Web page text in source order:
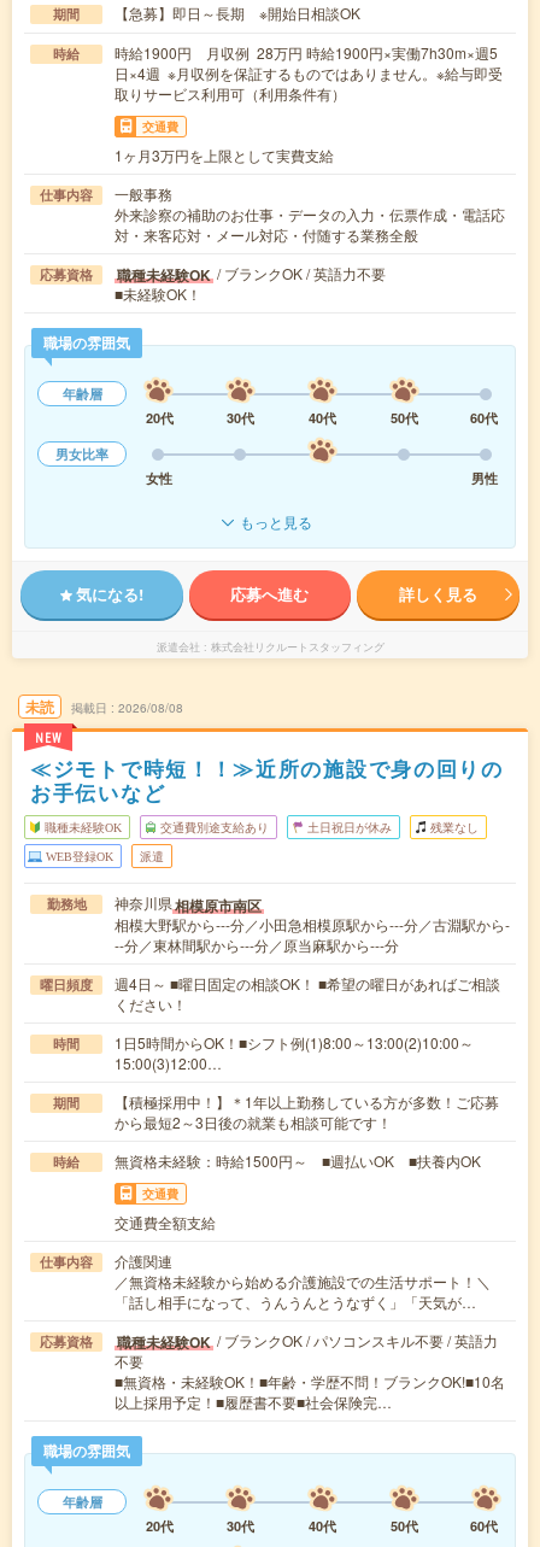
期間 【急募】即日～長期 ※開始日相談OK
時給
時給1900円 月収例 28万円 時給1900円×実働7h30m×週5
日×4週 ※月収例を保証するものではありません。※給与即受
取りサービス利用可（利用条件有）
交通費
1ヶ月3万円を上限として実費支給
仕事内容
一般事務
外来診察の補助のお仕事・データの入力・伝票作成・電話応
対・来客応対・メール対応・付随する業務全般
応募資格 職種未経験OK / ブランクOK / 英語力不要
■未経験OK！
職場の雰囲気
年齢層
20代
30代 40代 50代
60代
男女比率
女性
男性
もっと見る
気になる! 応募へ進む 詳しく見る
派遣会社 株式会社リクルートスタッフィング
未読
NEW
掲載日 2026/08/08
≪ジモトで時短！！≫近所の施設で身の回りの
お手伝いなど
職種未経験OK 交通費別途支給あり 土日祝日が休み 残業なし
WEB登録OK 派遣
勤務地 神奈川県相模原市南区
相模大野駅から---分／小田急相模原駅から---分／古淵駅から-
--分／東林間駅から---分／原当麻駅から---分
曜日頻度
週4日～ ■曜日固定の相談OK！ ■希望の曜日があればご相談
ください！
時間
1日5時間からOK！■シフト例(1)8:00～13:00(2)10:00～
15:00(3)12:00…
期間
【積極採用中！】＊1年以上勤務している方が多数！ご応募
から最短2～3日後の就業も相談可能です！
時給 無資格未経験：時給1500円～ ■週払いOK ■扶養内OK
交通費
交通費全額支給
仕事内容
介護関連
／無資格未経験から始める介護施設での生活サポート！＼
「話し相手になって、うんうんとうなずく」「天気が…
応募資格 職種未経験OK / ブランクOK / パソコンスキル不要 / 英語力
不要
■無資格・未経験OK！■年齢・学歴不問！ブランクOK!■10名
以上採用予定！■履歴書不要■社会保険完…
職場の雰囲気
年齢層
20代
30代 40代 50代 60代